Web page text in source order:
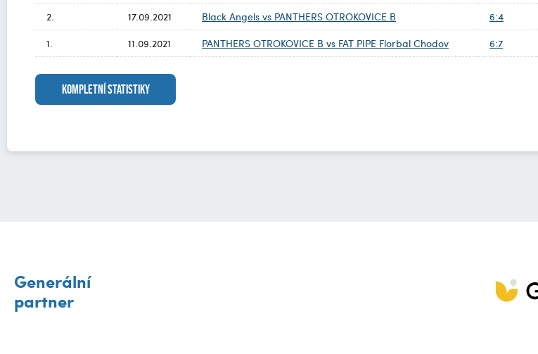
2.
17.09.2021 Black Angels vs PANTHERS OTROKOVICE B 6:4
1.
11.09.2021 PANTHERS OTROKOVICE B vs FAT PIPE Florbal Chodov 6:7
KOMPLETNÍ STATISTIKY
Generální
partner